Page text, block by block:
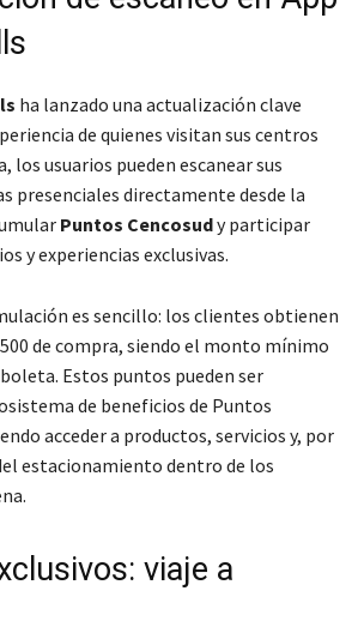
ha lanzado una actualización clave
de quienes visitan sus centros
los usuarios pueden escanear sus
presenciales directamente desde la
Puntos Cencosudy participar
y experiencias exclusivas.
es sencillo: los clientes obtienen
de compra, siendo el monto mínimo
Estos puntos pueden ser
de beneficios de Puntos
acceder a productos, servicios y, por
estacionamiento dentro de los
viaje a